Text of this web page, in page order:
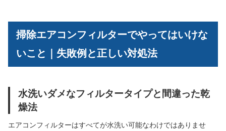
掃除エアコンフィルターでやってはいけな
いこと｜失敗例と正しい対処法
水洗いダメなフィルタータイプと間違った乾
燥法
エアコンフィルターはすべてが水洗い可能なわけではありませ